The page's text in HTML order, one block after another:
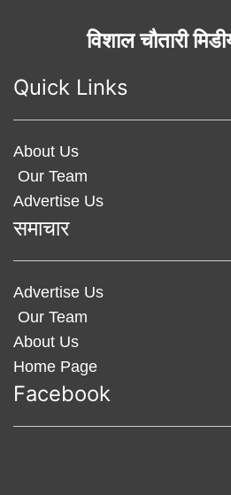
विशाल चौतारी
Quick Links
About Us
Our Team
Advertise Us
समाचार
Advertise Us
Our Team
About Us
Home Page
Facebook